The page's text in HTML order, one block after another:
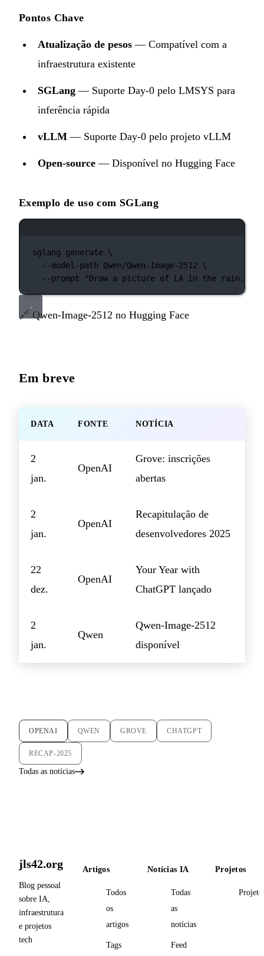
Pontos Chave
Atualização de pesos — Compatível com a
infraestrutura existente
SGLang — Suporte Day-0 pelo LMSYS para
inferência rápida
vLLM — Suporte Day-0 pelo projeto vLLM
Open-source — Disponível no Hugging Face
Exemplo de uso com SGLang
sglang generate \
--model-path
Qwen/Qwen-Image-2512
\
--prompt
"Draw a picture of LA in the rain."
🔗 Qwen-Image-2512 no Hugging Face
Em breve
DATA FONTE NOTÍCIA
2
jan.
OpenAI
Grove: inscrições
abertas
2
jan.
OpenAI
Recapitulação de
desenvolvedores 2025
22
dez.
OpenAI
Your Year with
ChatGPT lançado
2
jan.
Qwen
Qwen-Image-2512
disponível
OPENAI QWEN GROVE CHATGPT
RECAP-2025
Todas as notícias
jls42.org
Blog pessoal
sobre IA,
infraestrutura
e projetos
tech
Artigos
Todos
os
artigos
Tags
Notícias IA
Todas
as
notícias
Feed
Projetos